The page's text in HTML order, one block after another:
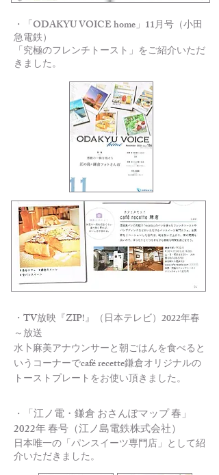
・「ODAKYU VOICE home」11月号（小田
急電鉄）
「究極のフレンチトースト」をご紹介いただ
きました。
・TV放映『ZIP!』（日本テレビ）2022年春
～放送
水卜麻美アナウンサーと朝ごはんを食べると
いうコーナーでcafé recette鎌倉オリジナルの
トーストプレートをお使い頂きました。
・ 「江ノ電・鎌倉 おさんぽマップ 春」
2022年 春号（江ノ島電鉄株式会社）
日本唯一の「パンスイーツ専門店」として紹
介いただきました。